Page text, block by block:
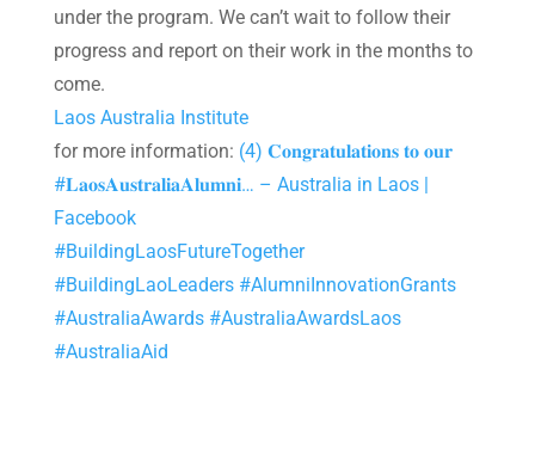
under the program. We can’t wait to follow their
progress and report on their work in the months to
come.
Laos Australia Institute
for more information: (4) 𝐂𝐨𝐧𝐠𝐫𝐚𝐭𝐮𝐥𝐚𝐭𝐢𝐨𝐧𝐬 𝐭𝐨 𝐨𝐮𝐫
#𝐋𝐚𝐨𝐬𝐀𝐮𝐬𝐭𝐫𝐚𝐥𝐢𝐚𝐀𝐥𝐮𝐦𝐧𝐢… – Australia in Laos |
Facebook
#BuildingLaosFutureTogether
#BuildingLaoLeaders #AlumniInnovationGrants
#AustraliaAwards #AustraliaAwardsLaos
#AustraliaAid